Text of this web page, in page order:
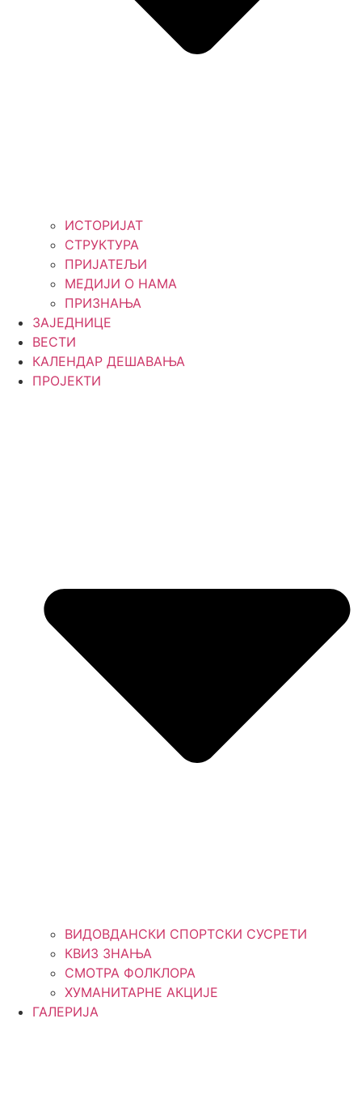
ИСТОРИЈАТ
СТРУКТУРА
ПРИЈАТЕЉИ
МЕДИЈИ О НАМА
ПРИЗНАЊА
ЗАЈЕДНИЦЕ
ВЕСТИ
КАЛЕНДАР ДЕШАВАЊА
ПРОЈЕКТИ
ВИДОВДАНСКИ СПОРТСКИ СУСРЕТИ
КВИЗ ЗНАЊА
СМОТРА ФОЛКЛОРА
ХУМАНИТАРНЕ АКЦИЈЕ
ГАЛЕРИЈА